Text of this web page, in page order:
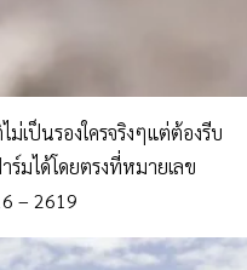
เป็นรองใครจริงๆแต่ต้องรีบ
มได้โดยตรงที่หมายเลข
– 2619